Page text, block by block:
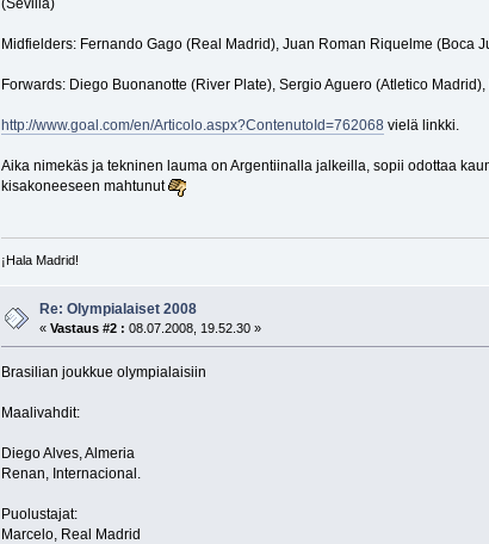
(Sevilla)
Midfielders: Fernando Gago (Real Madrid), Juan Roman Riquelme (Boca
Forwards: Diego Buonanotte (River Plate), Sergio Aguero (Atletico
http://www.goal.com/en/Articolo.aspx?ContenutoId=762068 vielä linkki.
Aika nimekäs ja tekninen lauma on Argentiinalla jalkeilla, sopii odottaa
kisakoneeseen mahtunut
¡Hala Madrid!
Re: Olympialaiset 2008
«Vastaus #2 : 08.07.2008, 19.52.30 »
Brasilian joukkue olympialaisiin
Maalivahdit:
Diego Alves, Almeria
Renan, Internacional.
Puolustajat:
Marcelo, Real Madrid